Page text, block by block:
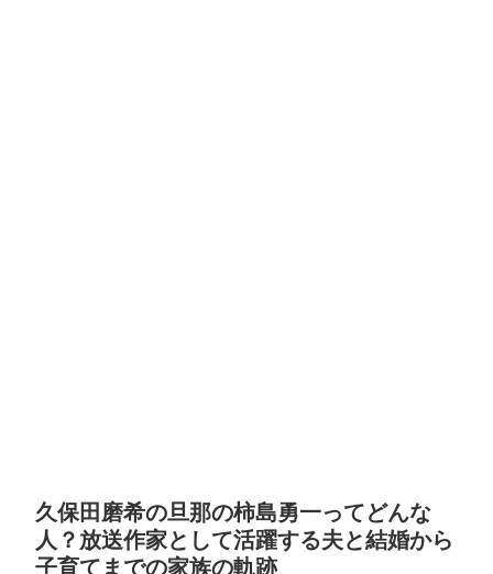
久保田磨希の旦那の柿島勇一ってどんな
人？放送作家として活躍する夫と結婚から
子育てまでの家族の軌跡